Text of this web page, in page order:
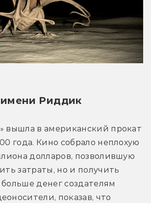
Риддик
вышла в американский прокат
года. Кино собрало неплохую
долларов, позволившую
затраты, но и получить
денег создателям
показав, что